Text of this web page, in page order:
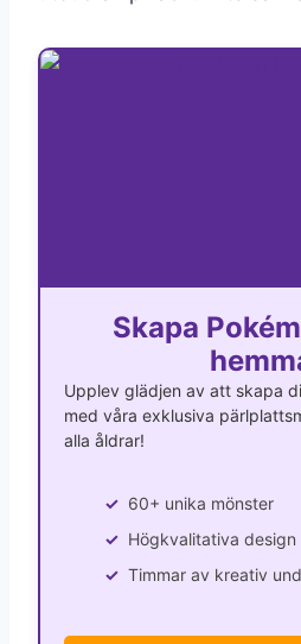
Skapa
Upplev glädjen av att skapa
med våra exklusiva
alla åldrar!
60+ unika mönster
Högkvalitativa design
Timmar av kreativ